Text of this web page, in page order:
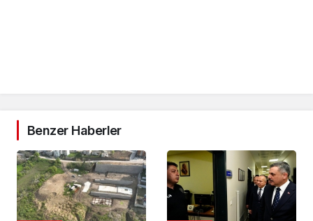
Benzer Haberler